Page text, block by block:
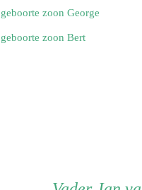
geboorte zoon George
geboorte zoon Bert